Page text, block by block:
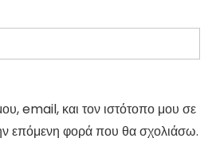
email, και τον ιστότοπο μου σε
επόμενη φορά που θα σχολιάσω.